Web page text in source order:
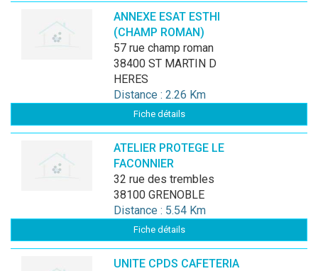
ANNEXE ESAT ESTHI
(CHAMP ROMAN)
57 rue champ roman
38400 ST MARTIN D
HERES
Distance : 2.26 Km
Fiche détails
ATELIER PROTEGE LE
FACONNIER
32 rue des trembles
38100 GRENOBLE
Distance : 5.54 Km
Fiche détails
UNITE CPDS CAFETERIA